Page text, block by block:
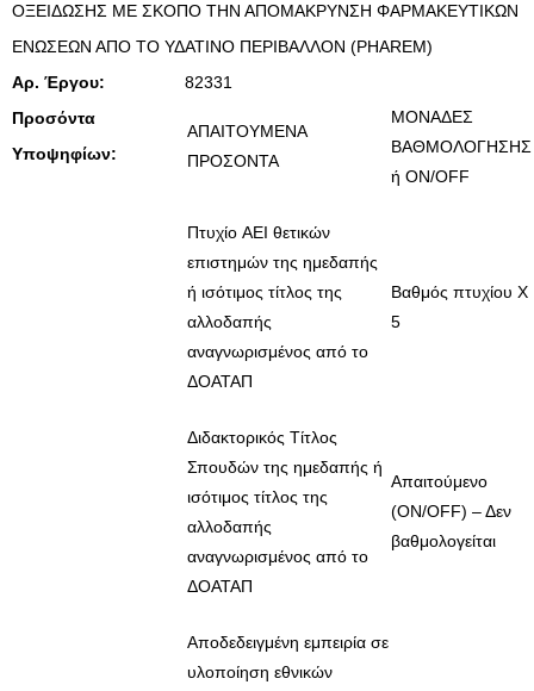
ΟΞΕΙΔΩΣΗΣ ΜΕ ΣΚΟΠΟ ΤΗΝ ΑΠΟΜΑΚΡΥΝΣΗ ΦΑΡΜΑΚΕΥΤΙΚΩΝ
ΕΝΩΣΕΩΝ ΑΠΟ ΤΟ ΥΔΑΤΙΝΟ ΠΕΡΙΒΑΛΛΟΝ (PHAREM)
Αρ. Έργου:
82331
Προσόντα
Υποψηφίων:
ΑΠΑΙΤΟΥΜΕΝΑ
ΠΡΟΣΟΝΤΑ
ΜΟΝΑΔΕΣ
ΒΑΘΜΟΛΟΓΗΣΗΣ
ή ON/OFF
Πτυχίο AEI θετικών
επιστημών της ημεδαπής
ή ισότιμος τίτλος της
αλλοδαπής
αναγνωρισμένος από το
ΔΟΑΤΑΠ
Βαθμός πτυχίου Χ
5
Διδακτορικός Τίτλος
Σπουδών της ημεδαπής ή
ισότιμος τίτλος της
αλλοδαπής
αναγνωρισμένος από το
ΔΟΑΤΑΠ
Απαιτούμενο
(ON/OFF) – Δεν
βαθμολογείται
Αποδεδειγμένη εμπειρία σε
υλοποίηση εθνικών